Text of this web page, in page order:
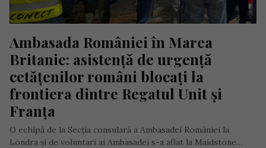
Ambasada României în Marea
Britanie: asistență de urgență
cetățenilor români blocați la
frontiera dintre Regatul Unit și
Franța
O echipă de la Secția consulară a Ambasadei României la
Londra și de voluntari ai Ambasadei s-a aflat la Maidstone…